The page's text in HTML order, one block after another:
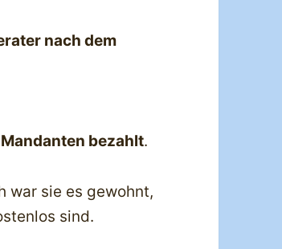
nach dem
bezahlt.
war sie es gewohnt,
sind.